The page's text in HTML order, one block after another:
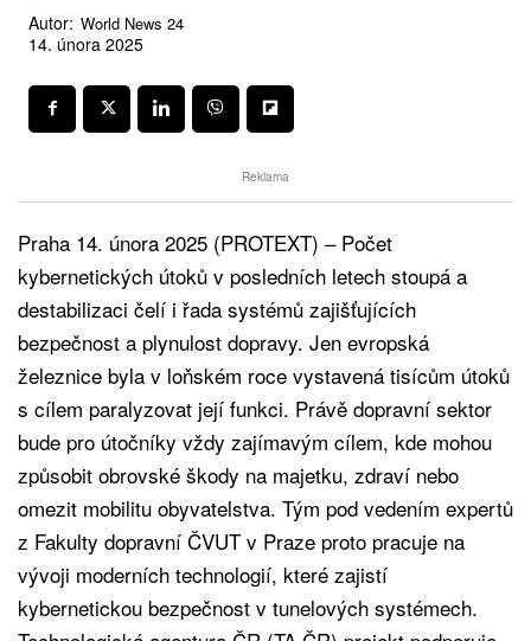
Autor: World News 24
14. února 2025
Reklama
Praha 14. února 2025 (PROTEXT) – Počet
kybernetických útoků v posledních letech stoupá a
destabilizaci čelí i řada systémů zajišťujících
bezpečnost a plynulost dopravy. Jen evropská
železnice byla v loňském roce vystavená tisícům útoků
s cílem paralyzovat její funkci. Právě dopravní sektor
bude pro útočníky vždy zajímavým cílem, kde mohou
způsobit obrovské škody na majetku, zdraví nebo
omezit mobilitu obyvatelstva. Tým pod vedením expertů
z Fakulty dopravní ČVUT v Praze proto pracuje na
vývoji moderních technologií, které zajistí
kybernetickou bezpečnost v tunelových systémech.